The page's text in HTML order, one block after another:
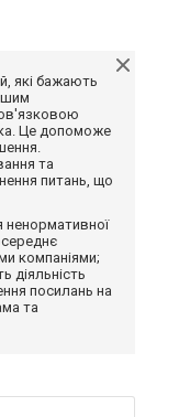
які бажають
Це допоможе
та
питань, що
ненормативної
компаніями;
діяльність
посилань на
та